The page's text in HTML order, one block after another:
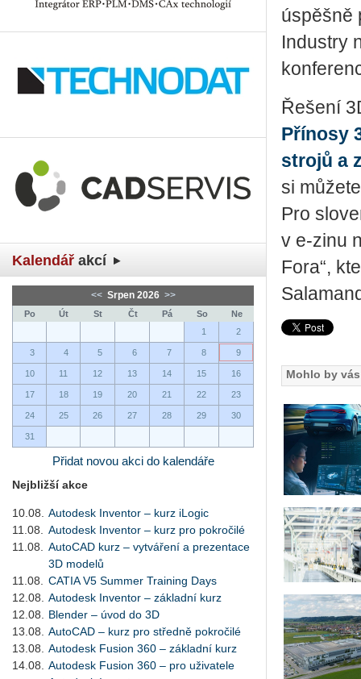
Kalendář akcí
<< Srpen 2026 >>
Po Út St Čt Pá So
Ne
1
2
3 4 5 6 7 8 9
10 11 12 13 14 15 16
17 18 19 20 21 22 23
24 25 26 27 28 29 30
31
Přidat novou akci do kalendáře
Nejbližší akce
10.08.
Autodesk Inventor – kurz iLogic
11.08.
Autodesk Inventor – kurz pro pokročilé
11.08.
AutoCAD kurz – vytváření a prezentace
3D modelů
11.08.
CATIA V5 Summer Training Days
12.08.
Autodesk Inventor – základní kurz
12.08.
Blender – úvod do 3D
13.08.
AutoCAD – kurz pro středně pokročilé
13.08.
Autodesk Fusion 360 – základní kurz
14.08.
Autodesk Fusion 360 – pro uživatele
úspěšně
Industry
Řešení
Přínosy
strojů a
si
Pro
v e-zinu
Fora“,
Mohlo by